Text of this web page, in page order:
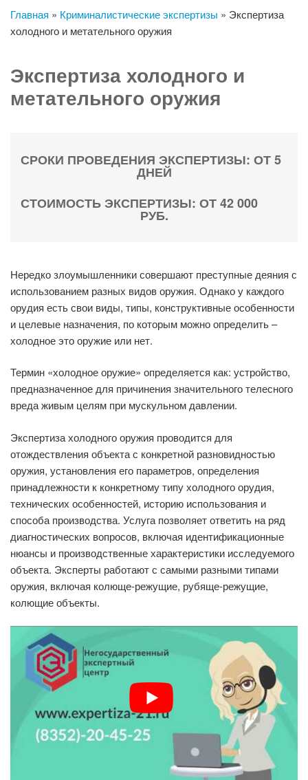
Главная » Криминалистические экспертизы » Экспертиза
холодного и метательного оружия
Экспертиза холодного и
метательного оружия
СРОКИ ПРОВЕДЕНИЯ ЭКСПЕРТИЗЫ: ОТ 5
ДНЕЙ
СТОИМОСТЬ ЭКСПЕРТИЗЫ: ОТ 42 000
РУБ.
Нередко злоумышленники совершают преступные деяния с
использованием разных видов оружия. Однако у каждого
орудия есть свои виды, типы, конструктивные особенности
и целевые назначения, по которым можно определить –
холодное это оружие или нет.
Термин «холодное оружие» определяется как: устройство,
предназначенное для причинения значительного телесного
вреда живым целям при мускульном давлении.
Экспертиза холодного оружия проводится для
отождествления объекта с конкретной разновидностью
оружия, установления его параметров, определения
принадлежности к конкретному типу холодного орудия,
технических особенностей, историю использования и
способа производства. Услуга позволяет ответить на ряд
диагностических вопросов, включая идентификационные
нюансы и производственные характеристики исследуемого
объекта. Эксперты работают с самыми разными типами
оружия, включая колюще-режущие, рубяще-режущие,
колющие объекты.